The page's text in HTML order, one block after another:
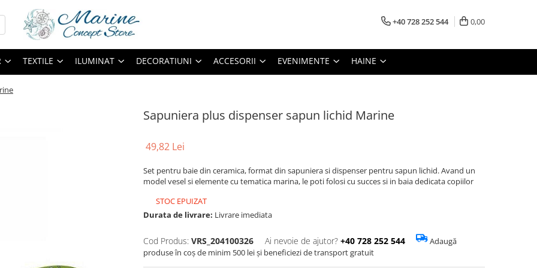
+40 728 252 544 0,00
TEXTILE ILUMINAT DECORATIUNI ACCESORII EVENIMENTE HAINE
Sapuniera plus dispenser sapun lichid Marine
49,82 Lei
Set pentru baie din ceramica, format din sapuniera si dispenser pentru sapun lichid. Avand un
model vesel si elemente cu tematica marina, le poti folosi cu succes si in baia dedicata copiilor
STOC EPUIZAT
Durata de livrare: Livrare imediata
Cod Produs: VRS_204100326 Ai nevoie de ajutor? +40 728 252 544
Adaugă
produse în coș de minim 500 lei și beneficiezi de transport gratuit